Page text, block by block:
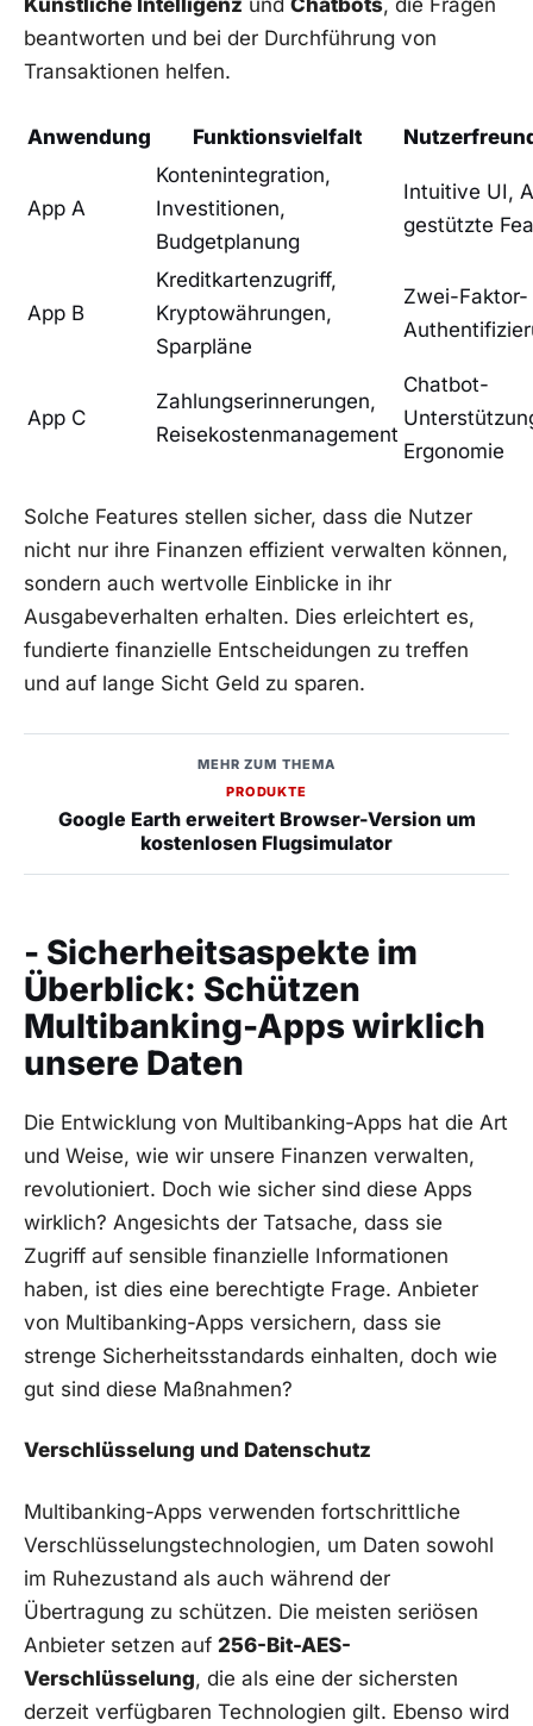
Künstliche Intelligenz und Chatbots, die Fragen
beantworten und bei der Durchführung von
Transaktionen helfen.
Anwendung Funktionsvielfalt
App A
Kontenintegration,
Investitionen,
Budgetplanung
Intuitive UI,
gestützte
App B
Kreditkartenzugriff,
Kryptowährungen,
Sparpläne
Zwei-Faktor-
App C
Zahlungserinnerungen,
Reisekostenmanagement
Chatbot-
Ergonomie
Solche Features stellen sicher, dass die Nutzer
nicht nur ihre Finanzen effizient verwalten können,
sondern auch wertvolle Einblicke in ihr
Ausgabeverhalten erhalten. Dies erleichtert es,
fundierte finanzielle Entscheidungen zu treffen
und auf lange Sicht Geld zu sparen.
MEHR ZUM THEMA
PRODUKTE
Google Earth erweitert Browser-Version um
kostenlosen Flugsimulator
- Sicherheitsaspekte im
Überblick: Schützen
Multibanking-Apps wirklich
unsere Daten
Die Entwicklung von Multibanking-Apps hat die Art
und Weise, wie wir unsere Finanzen verwalten,
revolutioniert. Doch wie sicher sind diese Apps
wirklich? Angesichts der Tatsache, dass sie
Zugriff auf sensible finanzielle Informationen
haben, ist dies eine berechtigte Frage. Anbieter
von Multibanking-Apps versichern, dass sie
strenge Sicherheitsstandards einhalten, doch wie
gut sind diese Maßnahmen?
Verschlüsselung und Datenschutz
Multibanking-Apps verwenden fortschrittliche
Verschlüsselungstechnologien, um Daten sowohl
im Ruhezustand als auch während der
Übertragung zu schützen. Die meisten seriösen
Anbieter setzen auf 256-Bit-AES-
Verschlüsselung, die als eine der sichersten
derzeit verfügbaren Technologien gilt. Ebenso wird